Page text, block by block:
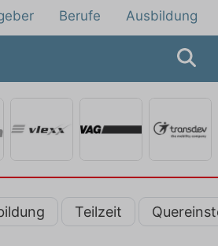
Berufe Ausbildung
Teilzeit